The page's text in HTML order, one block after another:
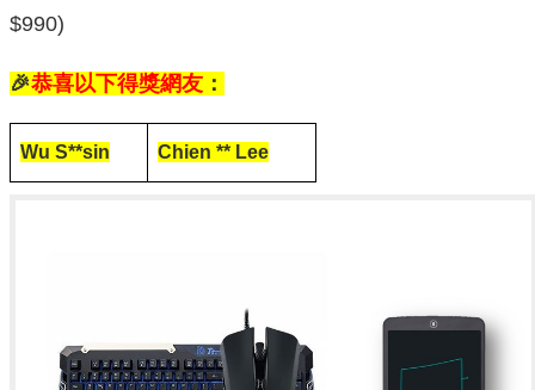
$990)
🎉恭喜以下得獎網友 ：
Wu S**sin Chien ** Lee